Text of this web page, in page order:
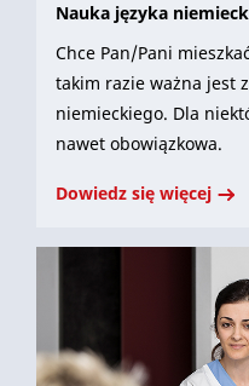
Nauka języka
Chce Pan/Pani
takim razie ważna jest
niemieckiego. Dla
nawet obowiązkowa.
Dowiedz się więcej